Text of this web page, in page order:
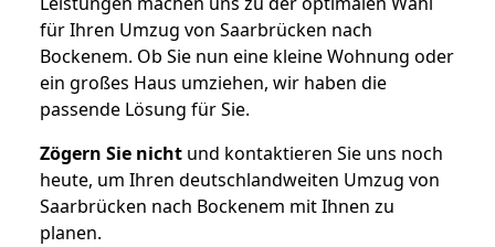
für Ihren Umzug von Saarbrücken nach
Bockenem. Ob Sie nun eine kleine Wohnung oder
ein großes Haus umziehen, wir haben die
passende Lösung für Sie.
Zögern Sie nicht und kontaktieren Sie uns noch
heute, um Ihren deutschlandweiten Umzug von
Saarbrücken nach Bockenem mit Ihnen zu
planen.